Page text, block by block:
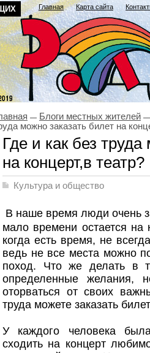
Главная Карта сайта
Блоги местных жителей
можно заказать билет на
Где и как без
на концерт,в театр?
Культура и общество
В наше время люди очень
мало времени остается на
когда есть время, не
ведь не все места можно
поход. Что же делать в
определенные желания,
оторваться от своих
труда можете заказать
У каждого человека
сходить на концерт